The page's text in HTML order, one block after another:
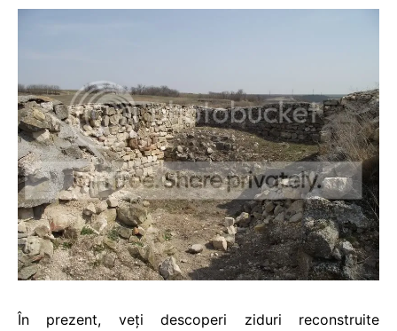
În prezent, veţi descoperi ziduri reconstruite